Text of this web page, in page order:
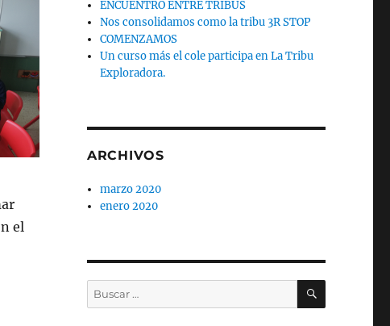
el
ENCUENTRO ENTRE TRIBUS
Nos consolidamos como la tribu 3R STOP
COMENZAMOS
Un curso más el cole participa en La Tribu
Exploradora.
ARCHIVOS
marzo 2020
enero 2020
Buscar
por:
BUSCAR